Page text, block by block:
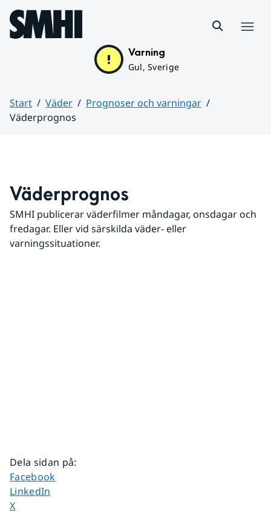
Hoppa till sidans innehåll
Varning
Gul, Sverige
Start Väder
Prognoser och varningar
Väderprognos
Väderprognos
SMHI publicerar väderfilmer måndagar, onsdagar och
fredagar. Eller vid särskilda väder- eller
varningssituationer.
Dela sidan på:
Dela sidan på
Facebook
Dela sidan på
LinkedIn
Dela sidan på
X